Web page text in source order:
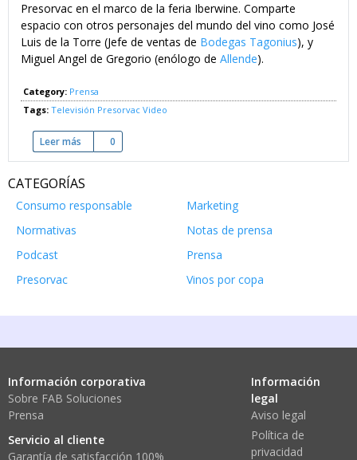
Presorvac en el marco de la feria Iberwine. Comparte
espacio con otros personajes del mundo del vino como José
Luis de la Torre (Jefe de ventas de Bodegas Tagonius), y
Miguel Angel de Gregorio (enólogo de Allende).
Category: Prensa
Tags: Televisión Presorvac Video
Leer más sobre El Presorvac sale en el telediario de TVE
0
CATEGORÍAS
Consumo responsable
Marketing
Normativas
Notas de prensa
Podcast
Prensa
Presorvac
Vinos por copa
Información corporativa
Sobre FAB Soluciones
Prensa
Servicio al cliente
Garantía de satisfacción 100%
Información
legal
Aviso legal
Política de
privacidad